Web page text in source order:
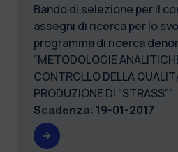
Bando di selezione per il
assegni di ricerca per lo
programma di ricerca
“METODOLOGIE
CONTROLLO DELLA
PRODUZIONE DI “STRASS””
Scadenza: 19-01-2017